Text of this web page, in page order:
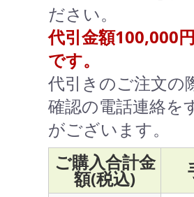
ださい。
代引金額100,000
です。
代引きのご注文の
確認の電話連絡を
がございます。
ご購入合計金
額(税込)